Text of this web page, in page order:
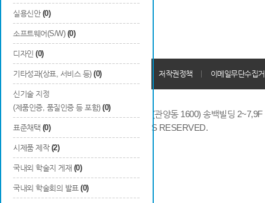
실용신안 (0)
소프트웨어(S/W) (0)
디자인 (0)
기타성과(상표, 서비스 등) (0)
신기술 지정
(제품인증, 품질인증 등 포함) (0)
표준채택 (0)
시제품 제작 (2)
국내외 학술지 게재 (0)
국내외 학술회의 발표 (0)
개인정보처리방침 회원가입약관 저작권정책 이메일무단수집
14066 경기도 안양시 동안구 시민대로 286 (관양동 1600) 송백빌딩
COPYRIGHTS © 2014 KAIA, ALL RIGHTS RESERVED.